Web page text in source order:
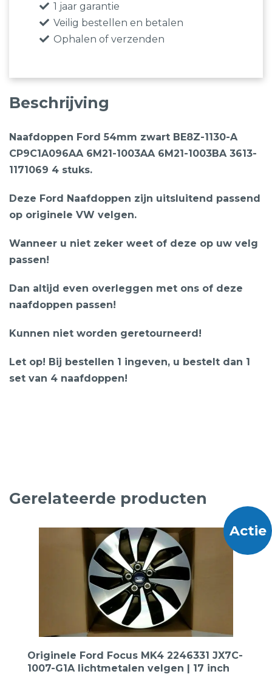
1 jaar garantie
Veilig bestellen en betalen
Ophalen of verzenden
Beschrijving
Naafdoppen Ford 54mm zwart BE8Z-1130-A
CP9C1A096AA 6M21-1003AA 6M21-1003BA 3613-
1171069 4 stuks.
Deze Ford Naafdoppen zijn uitsluitend passend
op originele VW velgen.
Wanneer u niet zeker weet of deze op uw velg
passen!
Dan altijd even overleggen met ons of deze
naafdoppen passen!
Kunnen niet worden geretourneerd!
Let op! Bij bestellen 1 ingeven, u bestelt dan 1
set van 4 naafdoppen!
Gerelateerde producten
Actie
Originele Ford Focus MK4 2246331 JX7C-
1007-G1A lichtmetalen velgen | 17 inch